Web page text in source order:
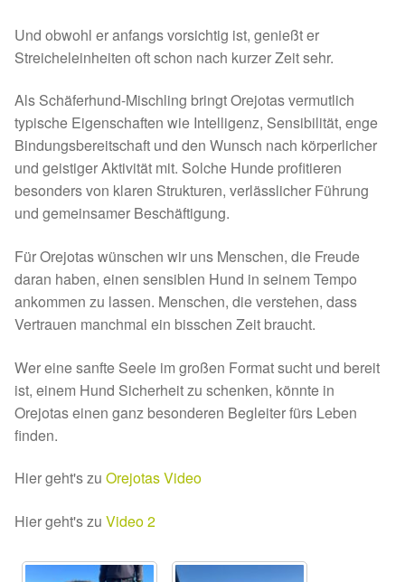
Zwingerhusten
Info Broschüre – SALVA Hundehilfe e.V.
Glückliche Fellnasen
Regenbogenbrücke
Aktuelles
SALVA News
Reiseberichte
Kreativprojekte
Unsere Partnertierheime
Partnertierheim La Linea in Spanien
Und obwohl er anfangs vorsichtig ist, genießt er
Streicheleinheiten oft schon nach kurzer Zeit sehr.
Als Schäferhund-Mischling bringt Orejotas vermutlich
typische Eigenschaften wie Intelligenz, Sensibilität, enge
Bindungsbereitschaft und den Wunsch nach körperlicher
und geistiger Aktivität mit. Solche Hunde profitieren
besonders von klaren Strukturen, verlässlicher Führung
und gemeinsamer Beschäftigung.
Für Orejotas wünschen wir uns Menschen, die Freude
daran haben, einen sensiblen Hund in seinem Tempo
ankommen zu lassen. Menschen, die verstehen, dass
Vertrauen manchmal ein bisschen Zeit braucht.
Wer eine sanfte Seele im großen Format sucht und bereit
ist, einem Hund Sicherheit zu schenken, könnte in
Orejotas einen ganz besonderen Begleiter fürs Leben
finden.
Hier geht's zu Orejotas Video
Hier geht's zu Video 2